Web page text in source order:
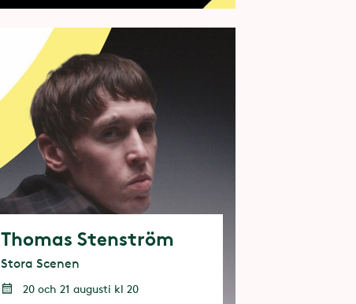
Thomas Stenström
Stora Scenen
20 och 21 augusti kl 20